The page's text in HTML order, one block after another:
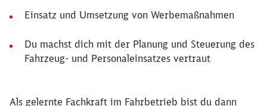
Einsatz und Umsetzung von Werbemaßnahmen
Du machst dich mit der Planung und Steuerung des
Fahrzeug- und Personaleinsatzes vertraut
Als gelernte Fachkraft im Fahrbetrieb bist du dann